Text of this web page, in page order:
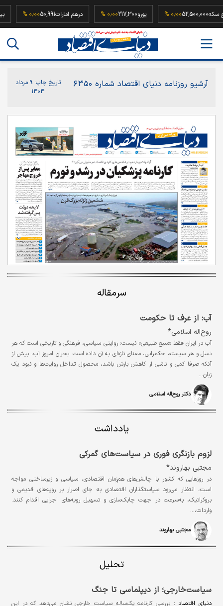
ربع سکه52,500,000۰٫۰۰ % یورو217,300۰٫۰۰ % درهم امارات50,991۰٫۰۰ %
آرشیو روزنامه دنیای اقتصاد شماره ۶۳۵۰ تاریخ چاپ: ۹ مرداد
۱۴۰۴
سرمقاله
آب: از عرف تا حکومت
روح‌اله اسلامی*
آب در ایران فقط «منبع طبیعی» نیست؛ روایتی سیاسی، فرهنگی و تاریخی است که هر
نسل و هر سیستم حکمرانی، معنای تازه‌ای به آن داده است. بحران امروز آب، بیش از
آنکه صرفا کمی و ناشی از کاهش بارش باشد، محصول تداخل روایت‌ها و نبود یک
زبان…
دکتر روح‌اله اسلامی
یادداشت
لزوم بازنگری فوری در سیاست‌های گمرکی
مجتبی بهاروند*
در روزهایی که کشور با چالش‌های هم‌زمان اقتصادی، سیاسی و زیرساختی مواجه
است، انتظار می‌رود سیاستگذاران اقتصادی به ‌جای اصرار بر رویه‌های قدیمی و
بروکراتیک، به‌سرعت در جهت چابک‌سازی و تسهیل رویه‌های اجرایی اقدام کنند.
واردات،…
مجتبی بهاروند
تحلیل
سیاست‌خارجی؛ از دیپلماسی تا جنگ
دنیای اقتصاد : بررسی کارنامه یک‌ساله سیاست خارجی نشان می‌دهد که در این